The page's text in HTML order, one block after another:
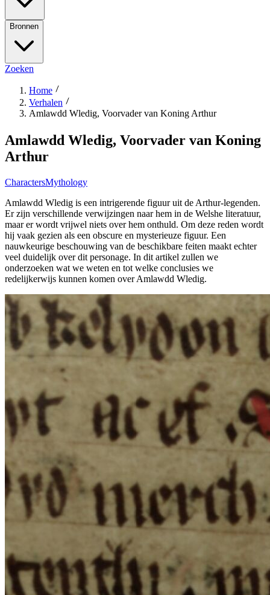
Bronnen
Zoeken
Home
Verhalen
Amlawdd Wledig, Voorvader van Koning Arthur
Amlawdd Wledig, Voorvader van Koning
Arthur
CharactersMythology
Amlawdd Wledig is een intrigerende figuur uit de Arthur-legenden.
Er zijn verschillende verwijzingen naar hem in de Welshe literatuur,
maar er wordt vrijwel niets over hem onthuld. Om deze reden wordt
hij vaak gezien als een obscure en mysterieuze figuur. Een
nauwkeurige beschouwing van de beschikbare feiten maakt echter
veel duidelijk over dit personage. In dit artikel zullen we
onderzoeken wat we weten en tot welke conclusies we
redelijkerwijs kunnen komen over Amlawdd Wledig.